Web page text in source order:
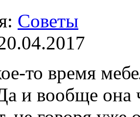
Советы
то время
и вообще она